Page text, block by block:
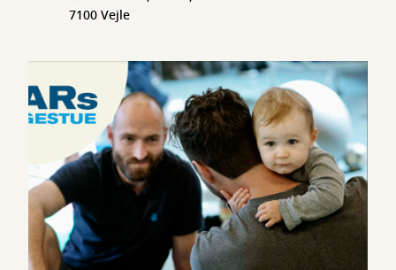
7100 Vejle